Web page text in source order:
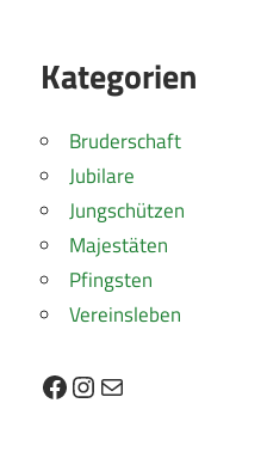
Kategorien
Bruderschaft
Jubilare
Jungschützen
Majestäten
Pfingsten
Vereinsleben
Facebook
Instagram
E-Mail